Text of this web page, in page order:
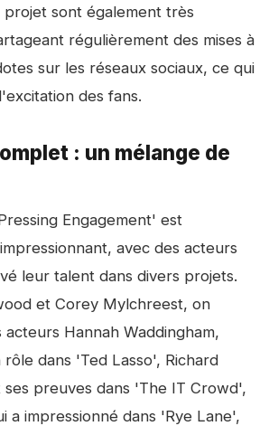
projet sont également très
régulièrement des mises à
sur les réseaux sociaux, ce qui
des fans.
: un mélange de
Engagement' est
avec des acteurs
leur talent dans divers projets.
et Corey Mylchreest, on
Hannah Waddingham,
dans 'Ted Lasso', Richard
ses preuves dans 'The IT Crowd',
a impressionné dans 'Rye Lane',